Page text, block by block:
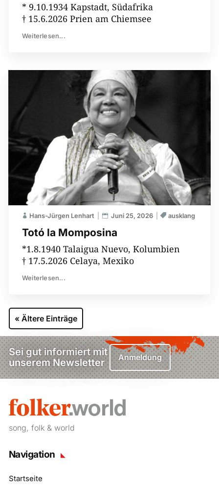
* 9.10.1934 Kapstadt, Südafrika
† 15.6.2026 Prien am Chiemsee
Weiterlesen...
Totó la Momposina
Hans-Jürgen Lenhart Juni 25, 2026 ausklang
*1.8.1940 Talaigua Nuevo, Kolumbien
† 17.5.2026 Celaya, Mexiko
Weiterlesen...
« Ältere Einträge
Sei gut informiert mit
unserem Newsletter
Anmeldung
song, folk & world
Navigation
Startseite